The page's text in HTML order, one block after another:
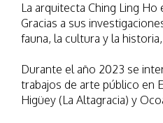
La arquitecta Ching Ling
Gracias a sus
fauna, la cultura y la
Durante el año 2023 se
trabajos de arte público en
Higüey (La Altagracia) y